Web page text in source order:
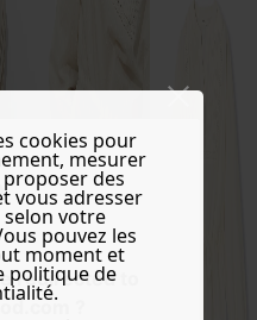
redirected to
?
cookies pour
mesurer
des
vous adresser
votre
pouvez les
moment et
politique de